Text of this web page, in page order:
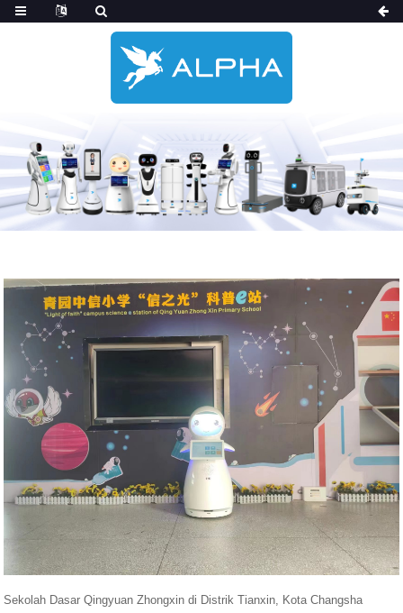
Sekolah Dasar Qingyuan Zhongxin di Distrik Tianxin, Kota Changsha